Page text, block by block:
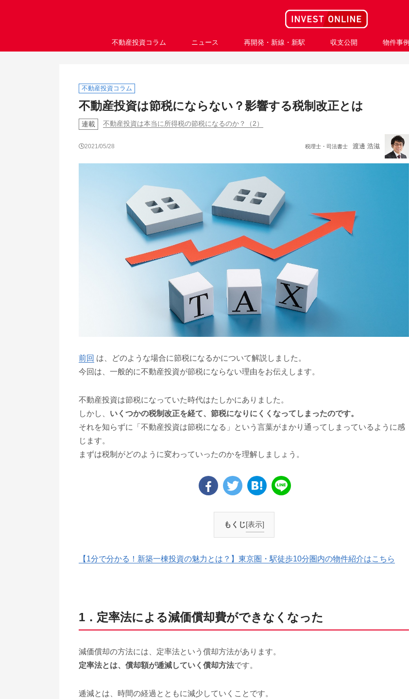
不動産投資コラム ニュース 再開発・新線・新駅 収支公開 物件事例
不動産投資コラム
不動産投資は節税にならない？影響する税制改正とは
連載 不動産投資は本当に所得税の節税になるのか？（2）
2021/05/28 税理士・司法書士 渡邊 浩滋
前回 は、どのような場合に節税になるかについて解説しました。
今回は、一般的に不動産投資が節税にならない理由をお伝えします。
不動産投資は節税になっていた時代はたしかにありました。
しかし、 いくつかの税制改正を経て、節税になりにくくなってしまったのです。
それを知らずに「不動産投資は節税になる」という言葉がまかり通ってしまっているように感
じます。
まずは税制がどのように変わっていったのかを理解しましょう。
もくじ[表示]
【1分で分かる！新築一棟投資の魅力とは？】東京圏・駅徒歩10分圏内の物件紹介はこちら
1．定率法による減価償却費ができなくなった
減価償却の方法には、定率法という償却方法があります。
定率法とは、償却額が逓減していく償却方法です。
逓減とは、時間の経過とともに減少していくことです。